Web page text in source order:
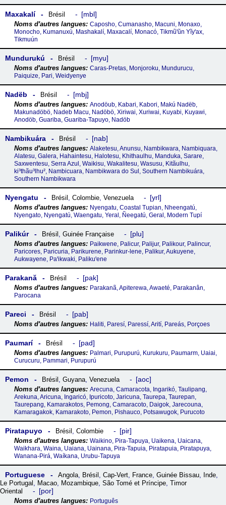
Maxakalí Brésil mbl
Caposho, Cumanasho, Macuni, Monaxo,
Monocho, Kumanuxú, Mashakalí, Maxacalí, Monacó, Tikmũꞌũn Yĩyꞌax,
Tikmuún
Mundurukú Brésil myu
Caras-Pretas, Monjoroku, Mundurucu,
Paiquize, Pari, Weidyenye
Nadëb Brésil mbj
Anodöub, Kabari, Kabori, Makú Nadëb,
Makunadöbö, Nadeb Macu, Nadöbö, Xiriwai, Xuriwai, Kuyabi, Kuyawi,
Anodöb, Guariba, Guariba-Tapuyo, Nadöb
Nambikuára Brésil nab
Alaketesu, Anunsu, Nambikwara, Nambiquara,
Alatesu, Galera, Hahaintesu, Halotesu, Khithaulhu, Manduka, Sarare,
Saxwentesu, Serra Azul, Waikisu, Wakalitesu, Wasusu, Kitãulhu,
ki³thãu³lhu², Nambicuara, Nambikwara do Sul, Southern Nambikuára,
Southern Nambikwara
Nyengatu Brésil , Colombie, Venezuela yrl
Nyengatu, Coastal Tupian, Nheengatú,
Nyengato, Nyengatú, Waengatu, Yeral, Ñeegatú, Geral, Modern Tupí
Palikúr Brésil , Guinée Française plu
Paikwene, Palicur, Palijur, Palikour, Palincur,
Paricores, Paricuria, Parikurene, Parinkur-lene, Palikur, Aukuyene,
Aukwayene, Paꞌikwaki, Palikuꞌene
Parakană Brésil pak
Parakanã, Apiterewa, Awaeté, Parakanân,
Parocana
Pareci Brésil pab
Haliti, Paresí, Paressí, Arití, Pareás, Porçoes
Paumarí Brésil pad
Palmari, Purupurú, Kurukuru, Paumarm, Uaiai,
Curucuru, Pammari, Purupurú
Pemon Brésil , Guyana, Venezuela aoc
Arecuna, Camaracota, Ingarikó, Taulipang,
Arekuna, Aricuna, Ingaricó, Ipuricoto, Jaricuna, Taurepa, Taurepan,
Taurepang, Kamarakotos, Pemong, Camaracoto, Daigok, Jarecouna,
Kamaragakok, Kamarakoto, Pemon, Pishauco, Potsawugok, Purucoto
Piratapuyo Brésil , Colombie pir
Waikino, Pira-Tapuya, Uaikena, Uaicana,
Waikhara, Waina, Uaiana, Uainana, Pira-Tapuia, Piratapuia, Piratapuya,
Wanana-Pirá, Waíkana, Urubu-Tapuya
Portuguese Angola, Brésil , Cap-Vert, France, Guinée Bissau, Inde,
Le Portugal , Macao, Mozambique, São Tomé et Príncipe, Timor
Oriental
por
Português